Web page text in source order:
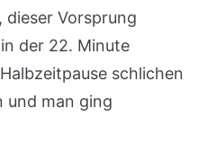
dieser Vorsprung
der 22. Minute
schlichen
und man ging